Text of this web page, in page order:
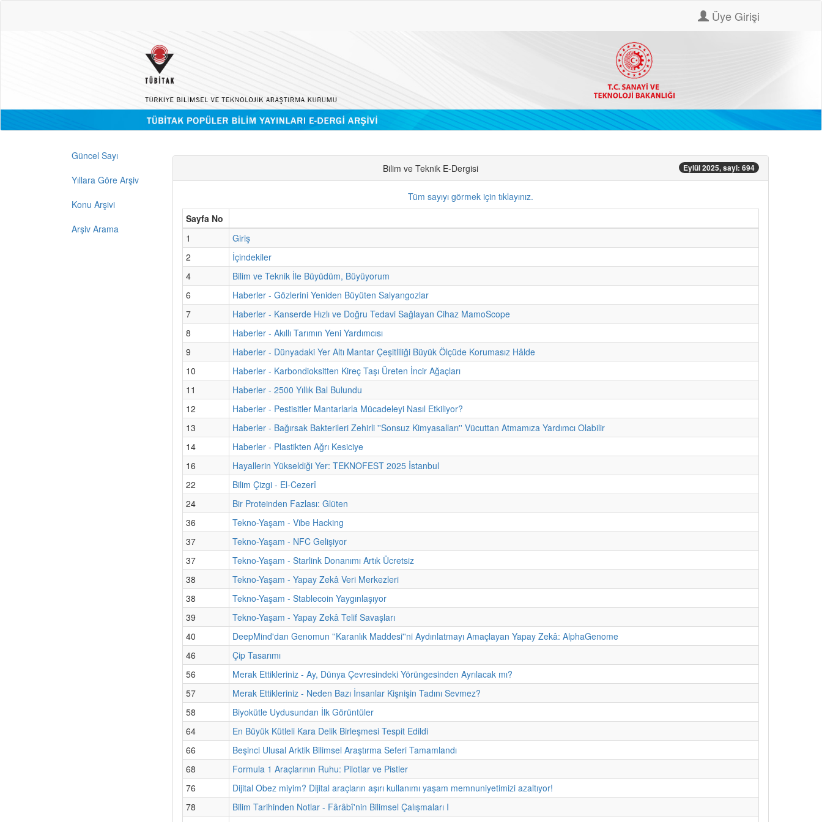
Üye Girişi
Güncel Sayı
Yıllara Göre Arşiv
Konu Arşivi
Arşiv Arama
Bilim ve Teknik E-Dergisi Eylül 2025, sayi: 694
Tüm sayıyı görmek için tıklayınız.
Sayfa No
1
Giriş
2
İçindekiler
4
Bilim ve Teknik İle Büyüdüm, Büyüyorum
6
Haberler - Gözlerini Yeniden Büyüten Salyangozlar
7
Haberler - Kanserde Hızlı ve Doğru Tedavi Sağlayan Cihaz MamoScope
8
Haberler - Akıllı Tarımın Yeni Yardımcısı
9
Haberler - Dünyadaki Yer Altı Mantar Çeşitliliği Büyük Ölçüde Korumasız Hâlde
10
Haberler - Karbondioksitten Kireç Taşı Üreten İncir Ağaçları
11
Haberler - 2500 Yıllık Bal Bulundu
12
Haberler - Pestisitler Mantarlarla Mücadeleyi Nasıl Etkiliyor?
13
Haberler - Bağırsak Bakterileri Zehirli ''Sonsuz Kimyasalları'' Vücuttan Atmamıza Yardımcı Olabilir
14
Haberler - Plastikten Ağrı Kesiciye
16
Hayallerin Yükseldiği Yer: TEKNOFEST 2025 İstanbul
22
Bilim Çizgi - El-Cezerî
24
Bir Proteinden Fazlası: Glüten
36
Tekno-Yaşam - Vibe Hacking
37
Tekno-Yaşam - NFC Gelişiyor
37
Tekno-Yaşam - Starlink Donanımı Artık Ücretsiz
38
Tekno-Yaşam - Yapay Zekâ Veri Merkezleri
38
Tekno-Yaşam - Stablecoin Yaygınlaşıyor
39
Tekno-Yaşam - Yapay Zekâ Telif Savaşları
40
DeepMind'dan Genomun ''Karanlık Maddesi''ni Aydınlatmayı Amaçlayan Yapay Zekâ: AlphaGenome
46
Çip Tasarımı
56
Merak Ettikleriniz - Ay, Dünya Çevresindeki Yörüngesinden Ayrılacak mı?
57
Merak Ettikleriniz - Neden Bazı İnsanlar Kişnişin Tadını Sevmez?
58
Biyokütle Uydusundan İlk Görüntüler
64
En Büyük Kütleli Kara Delik Birleşmesi Tespit Edildi
66
Beşinci Ulusal Arktik Bilimsel Araştırma Seferi Tamamlandı
68
Formula 1 Araçlarının Ruhu: Pilotlar ve Pistler
76
Dijital Obez miyim? Dijital araçların aşırı kullanımı yaşam memnuniyetimizi azaltıyor!
78
Bilim Tarihinden Notlar - Fârâbî'nin Bilimsel Çalışmaları I